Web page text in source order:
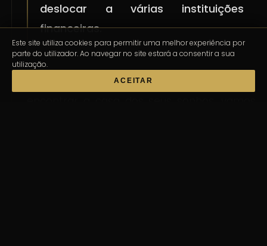
deslocar a várias instituições
financeiras.
Agora já sabe: além de poder ajudá-lo a
Este site utiliza cookies para permitir uma melhor experiência por
parte do utilizador. Ao navegar no site estará a consentir a sua
utilização.
ACEITAR